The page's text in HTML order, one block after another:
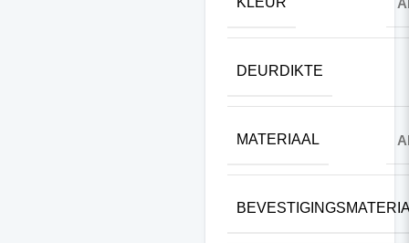
DEURDIKTE
MATERIAAL